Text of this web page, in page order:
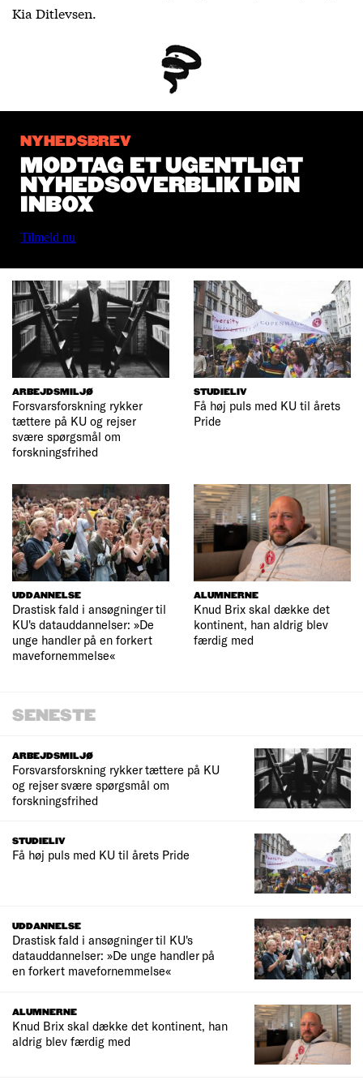
Kia Ditlevsen.
NYHEDSBREV
MODTAG ET UGENTLIGT
NYHEDSOVERBLIK I DIN
INBOX
Tilmeld nu
ARBEJDSMILJØ
Forsvarsforskning rykker
tættere på KU og rejser
svære spørgsmål om
forskningsfrihed
STUDIELIV
Få høj puls med KU til årets
Pride
UDDANNELSE
Drastisk fald i ansøgninger til
KU's datauddannelser: »De
unge handler på en forkert
mavefornemmelse«
ALUMNERNE
Knud Brix skal dække det
kontinent, han aldrig blev
færdig med
SENESTE
ARBEJDSMILJØ
Forsvarsforskning rykker tættere på KU
og rejser svære spørgsmål om
forskningsfrihed
STUDIELIV
Få høj puls med KU til årets Pride
UDDANNELSE
Drastisk fald i ansøgninger til KU's
datauddannelser: »De unge handler på
en forkert mavefornemmelse«
ALUMNERNE
Knud Brix skal dække det kontinent, han
aldrig blev færdig med